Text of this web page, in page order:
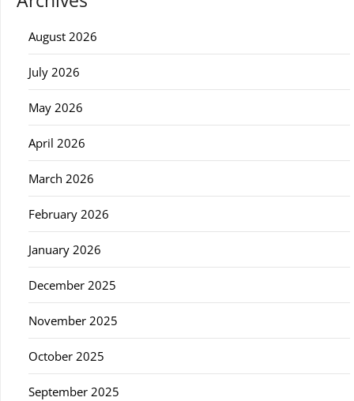
August 2026
July 2026
May 2026
April 2026
March 2026
February 2026
January 2026
December 2025
November 2025
October 2025
September 2025